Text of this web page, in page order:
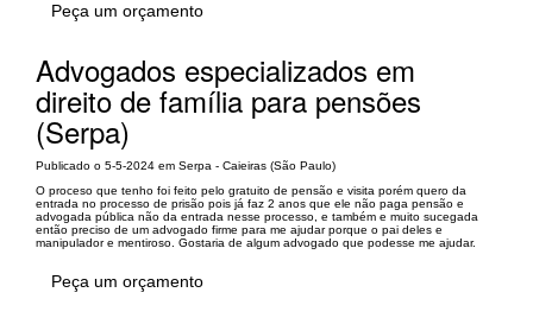
Peça um orçamento
Advogados especializados em
direito de família para pensões
(Serpa)
Publicado o 5-5-2024 em Serpa - Caieiras (São Paulo)
O proceso que tenho foi feito pelo gratuito de pensão e visita porém quero da
entrada no processo de prisão pois já faz 2 anos que ele não paga pensão e
advogada pública não da entrada nesse processo, e também e muito sucegada
então preciso de um advogado firme para me ajudar porque o pai deles e
manipulador e mentiroso. Gostaria de algum advogado que podesse me ajudar.
Peça um orçamento